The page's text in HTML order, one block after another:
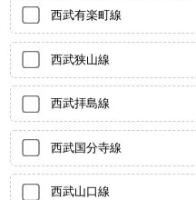
西武有楽町線
西武狭山線
西武拝島線
西武国分寺線
西武山口線